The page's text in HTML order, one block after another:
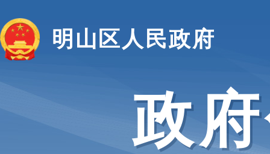
明山区人民政府
政